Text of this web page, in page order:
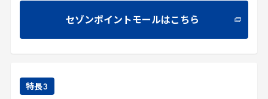
セゾンポイントモールはこちら
特長3